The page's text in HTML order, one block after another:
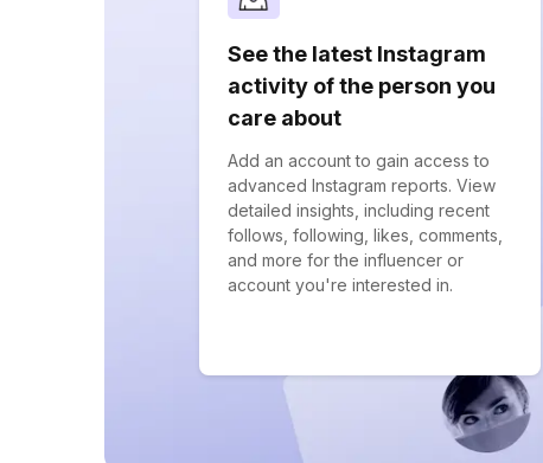
See the latest Instagram
activity of the person you
care about
Add an account to gain access to
advanced Instagram reports. View
detailed insights, including recent
follows, following, likes, comments,
and more for the influencer or
account you're interested in.